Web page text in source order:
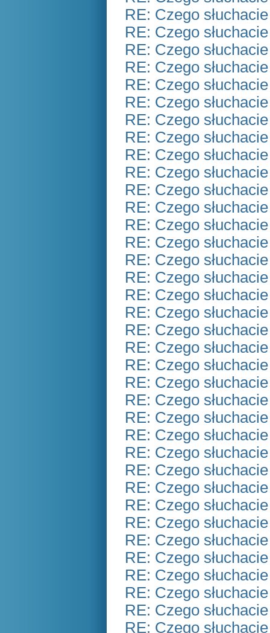
RE: Czego
RE: Czego
RE: Czego
RE: Czego
RE: Czego
RE: Czego
RE: Czego
RE: Czego
RE: Czego
RE: Czego
RE: Czego
RE: Czego
RE: Czego
RE: Czego
RE: Czego
RE: Czego
RE: Czego
RE: Czego
RE: Czego
RE: Czego
RE: Czego
RE: Czego
RE: Czego
RE: Czego
RE: Czego
RE: Czego
RE: Czego
RE: Czego
RE: Czego
RE: Czego
RE: Czego
RE: Czego
RE: Czego
RE: Czego
RE: Czego
RE: Czego